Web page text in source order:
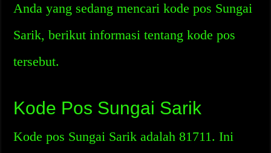
Anda yang sedang mencari kode pos Sungai
Sarik, berikut informasi tentang kode pos
tersebut.
Kode Pos Sungai Sarik
Kode pos Sungai Sarik adalah 81711. Ini